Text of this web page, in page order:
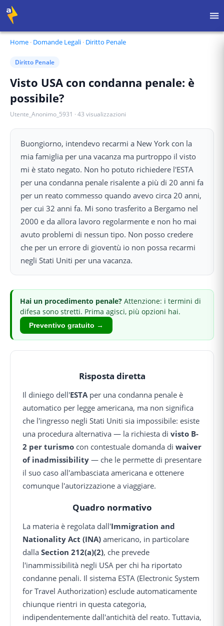
Home · Domande Legali · Diritto Penale
Diritto Penale
Visto USA con condanna penale: è
possibile?
Utente_Anonimo_5931 · 43 visualizzazioni
Buongiorno, intendevo recarmi a New York con la
mia famiglia per una vacanza ma purtroppo il visto
mi è stato negato. Non ho potuto richiedere l'ESTA
per una condanna penale risalente a più di 20 anni fa
per un reato commesso quando avevo circa 20 anni,
per cui 32 anni fa. Mi sono trasferito a Bergamo nel
2000 e da allora lavoro regolarmente e non ho mai
avuto problemi di nessun tipo. Non posso credere
che per un errore di gioventù io non possa recarmi
negli Stati Uniti per una vacanza.
Hai un procedimento penale? Attenzione: i termini di
difesa sono stretti. Prima agisci, più opzioni hai.
Preventivo gratuito →
Risposta diretta
Il diniego dell'ESTA per una condanna penale è
automatico per legge americana, ma non significa
che l'ingresso negli Stati Uniti sia impossibile: esiste
una procedura alternativa — la richiesta di visto B-
2 per turismo con contestuale domanda di waiver
of inadmissibility — che le permette di presentare
il suo caso all'ambasciata americana e ottenere
comunque l'autorizzazione a viaggiare.
Quadro normativo
La materia è regolata dall'Immigration and
Nationality Act (INA) americano, in particolare
dalla Section 212(a)(2), che prevede
l'inammissibilità negli USA per chi ha riportato
condanne penali. Il sistema ESTA (Electronic System
for Travel Authorization) esclude automaticamente
chiunque rientri in questa categoria,
indipendentemente dall'antichità del reato. Tuttavia,